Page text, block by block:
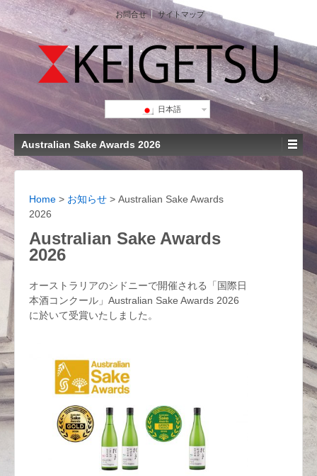
お問合せ サイトマップ
日本語
Australian Sake Awards 2026
Home > お知らせ > Australian Sake Awards
2026
Australian Sake Awards
2026
オーストラリアのシドニーで開催される「国際日
本酒コンクール」Australian Sake Awards 2026
に於いて受賞いたしました。